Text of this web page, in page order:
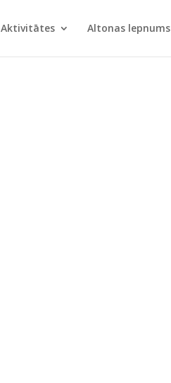
Aktivitātes Altonas lepnums